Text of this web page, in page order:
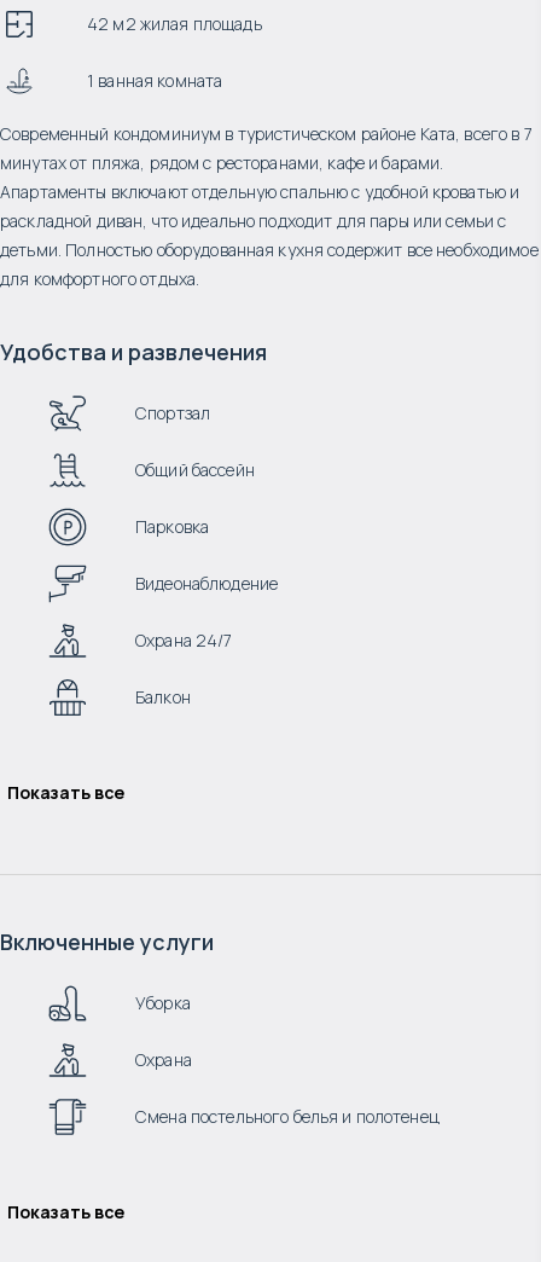
42 м2 жилая площадь
1 ванная комната
Современный кондоминиум в туристическом районе Ката, всего в 7
минутах от пляжа, рядом с ресторанами, кафе и барами.
Апартаменты включают отдельную спальню с удобной кроватью и
раскладной диван, что идеально подходит для пары или семьи с
детьми. Полностью оборудованная кухня содержит все необходимое
для комфортного отдыха.
Удобства и развлечения
Спортзал
Общий бассейн
Парковка
Видеонаблюдение
Охрана 24/7
Балкон
Показать все
Включенные услуги
Уборка
Охрана
Смена постельного белья и полотенец
Показать все